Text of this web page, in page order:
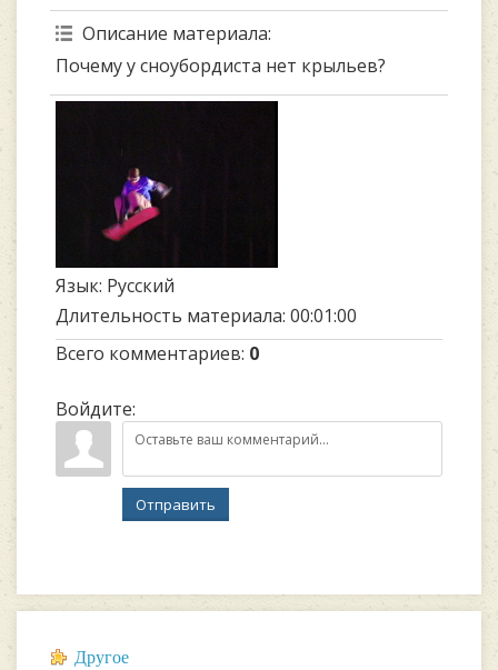
Описание материала:
Почему у сноубордиста нет крыльев?
Язык: Русский
Длительность материала: 00:01:00
Всего комментариев: 0
Войдите:
Отправить
Другое